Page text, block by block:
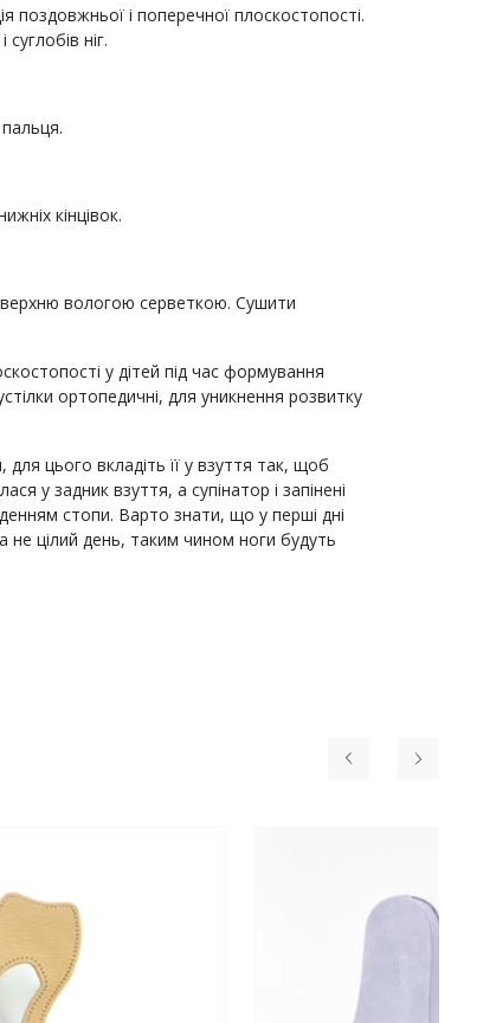
поздовжньої і поперечної плоскостопості.
ніг.
кінцівок.
вологою серветкою. Сушити
у дітей під час формування
ортопедичні, для уникнення розвитку
цього вкладіть її у взуття так, щоб
у задник взуття, а супінатор і запінені
стопи. Варто знати, що у перші дні
не цілий день, таким чином ноги будуть